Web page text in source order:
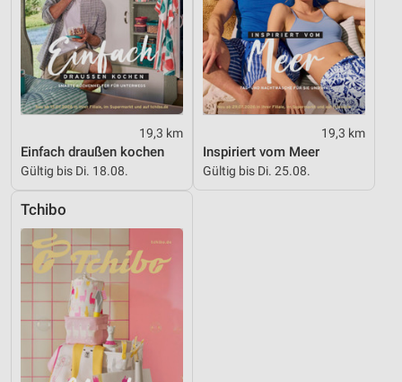
19,3 km
Einfach draußen kochen
Gültig bis Di. 18.08.
19,3 km
Inspiriert vom Meer
Gültig bis Di. 25.08.
Tchibo